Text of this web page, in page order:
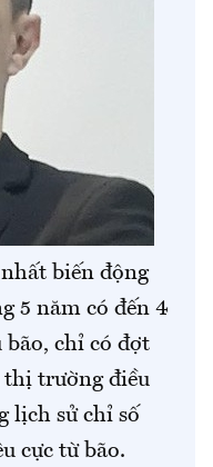
biến động
5 năm có đến 4
chỉ có đợt
thị trường điều
lịch sử chỉ số
cực từ bão.